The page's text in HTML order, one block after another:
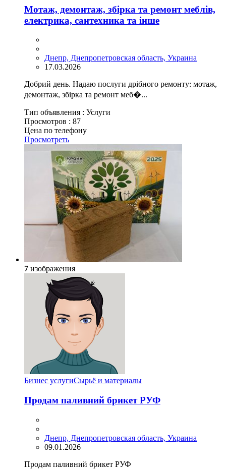
Мотаж, демонтаж, збірка та ремонт меблів,
електрика, сантехника та інше
Днепр, Днепропетровская область, Украина
17.03.2026
Добрий день. Надаю послуги дрібного ремонту: мотаж,
демонтаж, збірка та ремонт меб�...
Тип объявления : Услуги
Просмотров : 87
Цена по телефону
Просмотреть
7 изображения
Бизнес услугиСырьё и материалы
Продам паливний брикет РУФ
Днепр, Днепропетровская область, Украина
09.01.2026
Продам паливний брикет РУФ